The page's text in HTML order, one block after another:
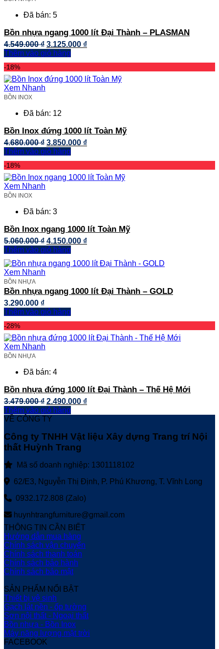
Đã bán: 5
Bồn nhựa ngang 1000 lít Đại Thành – PLASMAN
4.549.000₫ Giá
gốc
là:
4.549.000 ₫.
3.125.000 ₫Giá
tại
là:
3.125.000 ₫.
Thêm vào giỏ hàng
-18%
Xem Nhanh
BỒN INOX
Đã bán: 12
Bồn Inox đứng 1000 lít Toàn Mỹ
4.680.000₫ Giá
gốc
là:
4.680.000 ₫.
3.850.000 ₫Giá
tại
là:
3.850.000 ₫.
Thêm vào giỏ hàng
-18%
Xem Nhanh
BỒN INOX
Đã bán: 3
Bồn Inox ngang 1000 lít Toàn Mỹ
5.060.000₫ Giá
gốc
5.060.000 ₫.
4.150.000 ₫Giá
là:
Thêm vào giỏ hàng
Xem Nhanh
BỒN NHỰA
Bồn nhựa ngang 1000 lít Đại Thành – GOLD
3.290.000 ₫
Thêm vào giỏ hàng
-28%
Xem Nhanh
BỒN NHỰA
Đã bán: 4
Bồn nhựa đứng 1000 lít Đại Thành – Thế Hệ Mới
3.479.000₫ Giá
gốc
là:
2.490.000 ₫Giá
2.490.000 ₫.
Thêm vào giỏ hàng
VỀ CÔNG TY
Công ty TNHH Vật liệu Xây dựng Trang trí Nội
thất Huỳnh Trang
Mã số doanh nghiệp: 1301118102
62/E3, Nguyễn Thị Định, P. Phú Khương, T. Vĩnh Long
0932.172.808 (Zalo)
huynhtrangfurniture@gmail.com
THÔNG TIN CẦN BIẾT
Hướng dẫn mua hàng
Chính sách vận chuyển
Chính sách thanh toán
Chính sách bảo hành
Chính sách bảo mật
SẢN PHẨM NỔI BẬT
Thiết bị vệ sinh
Gạch lát nền - ốp tường
Sơn nội thất - Ngoại thất
Bồn nhựa - Bồn Inox
Máy năng lượng mặt trời
FACEBOOK